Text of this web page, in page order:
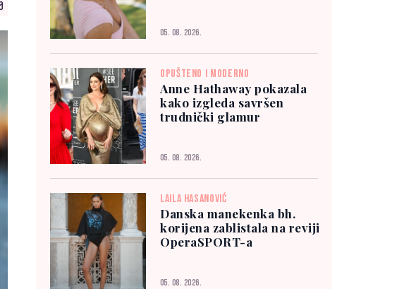
05. 08. 2026.
OPUŠTENO I MODERNO
Anne Hathaway pokazala
kako izgleda savršen
trudnički glamur
05. 08. 2026.
LAILA HASANOVIĆ
Danska manekenka bh.
korijena zablistala na reviji
OperaSPORT-a
05. 08. 2026.